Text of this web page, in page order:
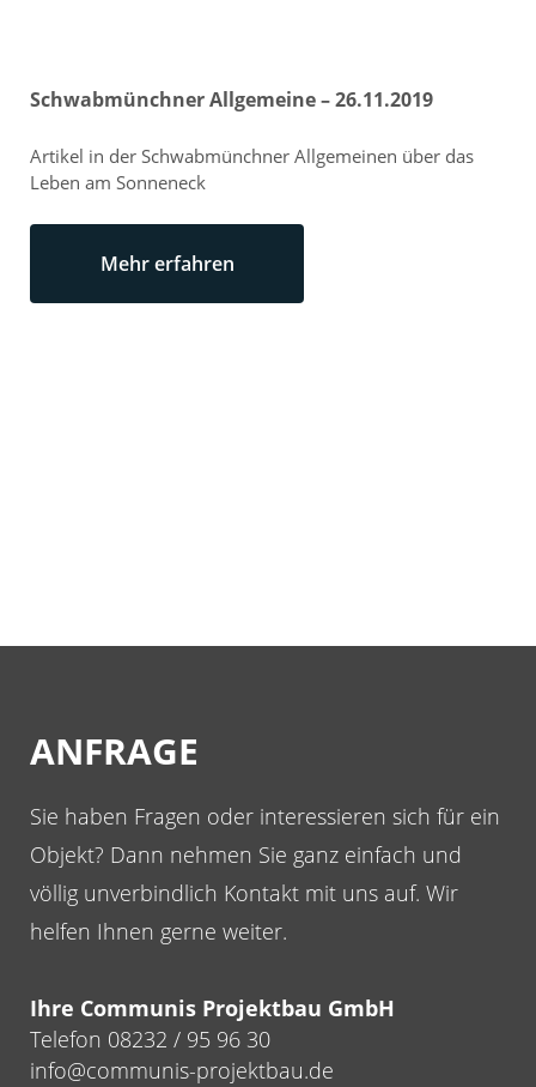
Schwabmünchner Allgemeine – 26.11.2019
Artikel in der Schwabmünchner Allgemeinen über das
Leben am Sonneneck
Mehr erfahren
ANFRAGE
Sie haben Fragen oder interessieren sich für ein
Objekt? Dann nehmen Sie ganz einfach und
völlig unverbindlich Kontakt mit uns auf. Wir
helfen Ihnen gerne weiter.
Ihre Communis Projektbau GmbH
Telefon 08232 / 95 96 30
info@communis-projektbau.de